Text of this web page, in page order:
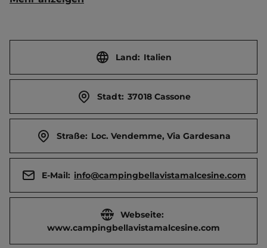
Land: Italien
Stadt: 37018 Cassone
Straße: Loc. Vendemme, Via Gardesana
E-Mail: info@campingbellavistamalcesine.com
Webseite:
www.campingbellavistamalcesine.com